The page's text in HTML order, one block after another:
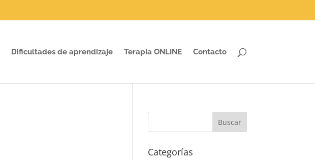
Dificultades de aprendizaje Terapia ONLINE Contacto
Categorías